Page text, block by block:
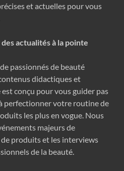
et actuelles pour vous
actualités à la pointe
passionnés de beauté
didactiques et
conçu pour vous guider pas
perfectionner votre routine de
les plus en vogue. Nous
majeurs de
de produits et les interviews
de la beauté.